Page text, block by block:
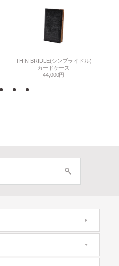
THIN BRIDLE(シンブライドル)
カードケース
44,000円